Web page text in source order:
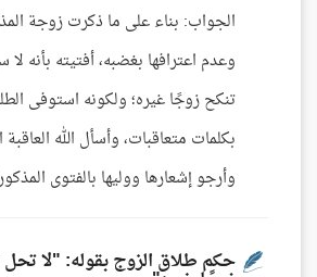
الجواب: بناء على ما ذكرت زوجة
وعدم اعترافها بغضبه، أفتيته بأنه
تنكح زوجًا غيره؛ ولكونه استوفى
بكلمات متعاقبات، وأسأل الله
وأرجو إشعارها ووليها بالفتوى
حكم طلاق الزوج بقوله: "لا